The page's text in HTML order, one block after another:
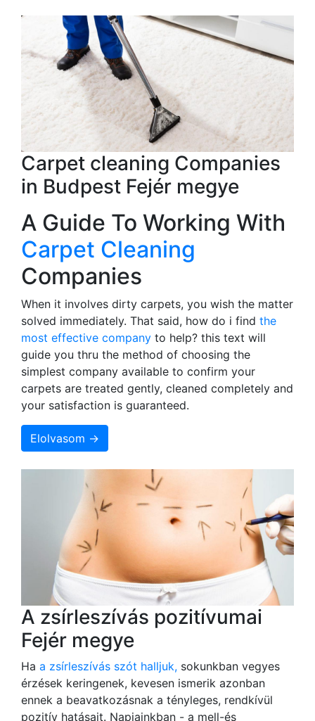
Carpet cleaning Companies
in Budpest Fejér megye
A Guide To Working With
Carpet Cleaning
Companies
When it involves dirty carpets, you wish the matter
solved immediately. That said, how do i find the
most effective company to help? this text will
guide you thru the method of choosing the
simplest company available to confirm your
carpets are treated gently, cleaned completely and
your satisfaction is guaranteed.
Elolvasom →
A zsírleszívás pozitívumai
Fejér megye
Ha a zsírleszívás szót halljuk, sokunkban vegyes
érzések keringenek, kevesen ismerik azonban
ennek a beavatkozásnak a tényleges, rendkívül
pozitív hatásait. Napjainkban - a mell-és